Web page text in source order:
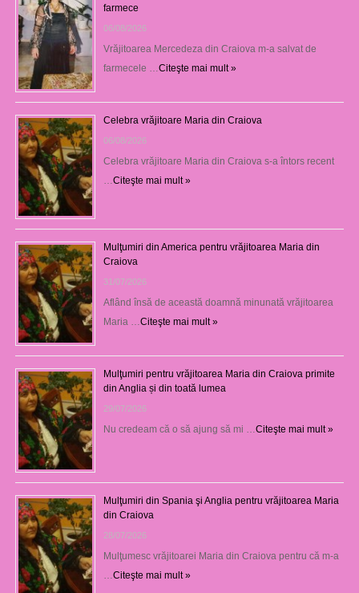
farmece
06/08/2026
Vrăjitoarea Mercedeza din Craiova m-a salvat de
farmecele … Citeşte mai mult »
Celebra vrăjitoare Maria din Craiova
06/08/2026
Celebra vrăjitoare Maria din Craiova s-a întors recent
Citeşte mai mult »
Mulţumiri din America pentru vrăjitoarea Maria din
Craiova
31/07/2026
Aflând însă de această doamnă minunată vrăjitoarea
Maria … Citeşte mai mult »
Mulţumiri pentru vrăjitoarea Maria din Craiova primite
din Anglia și din toată lumea
29/07/2026
Nu credeam că o să ajung să mi … Citeşte mai mult »
Mulţumiri din Spania şi Anglia pentru vrăjitoarea Maria
din Craiova
28/07/2026
Mulţumesc vrăjitoarei Maria din Craiova pentru că m-a
Citeşte mai mult »